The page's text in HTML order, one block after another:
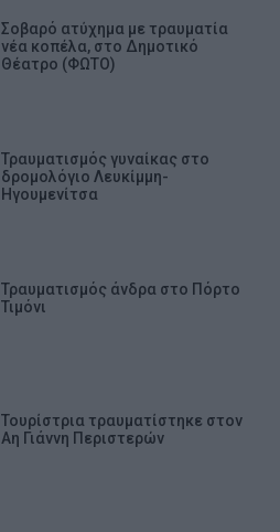
Σοβαρό ατύχημα με τραυματία
νέα κοπέλα, στο Δημοτικό
Θέατρο (ΦΩΤΟ)
Τραυματισμός γυναίκας στο
δρομολόγιο Λευκίμμη-
Ηγουμενίτσα
Τραυματισμός άνδρα στο Πόρτο
Τιμόνι
Τουρίστρια τραυματίστηκε στον
Αη Γιάννη Περιστερών